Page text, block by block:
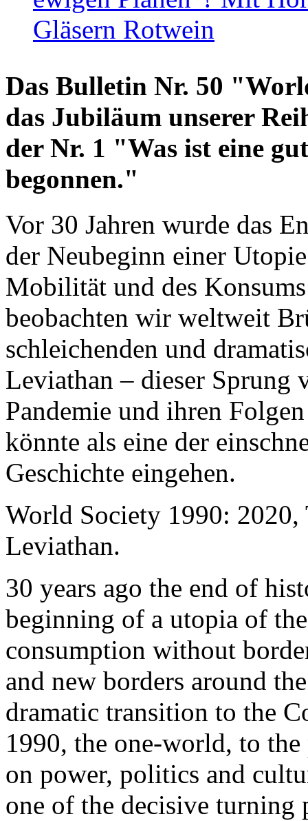
Gläsern Rotwein
Das Bulletin Nr. 50
das Jubiläum unserer
der Nr. 1 "Was ist eine
begonnen."
Vor 30 Jahren wurde das
der Neubeginn einer
Mobilität und des
beobachten wir weltweit
schleichenden und
Leviathan – dieser Sprung
Pandemie und ihren
könnte als eine der
Geschichte eingehen.
World Society 1990: 2020,
Leviathan.
30 years ago the end of
beginning of a utopia of
consumption without
and new borders around
dramatic transition to the
1990, the one-world, to the
on power, politics and
one of the decisive turning